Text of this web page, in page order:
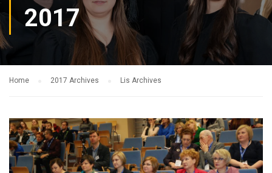
2017
Home 2017 Archives Lis Archives